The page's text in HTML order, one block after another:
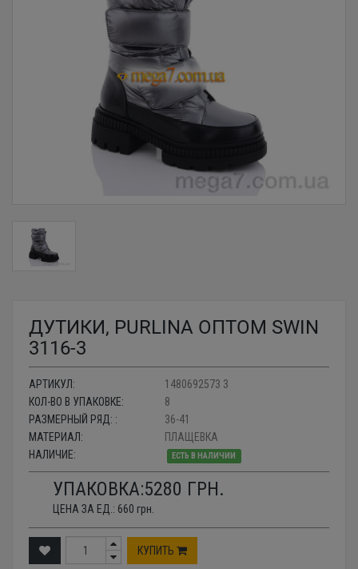
ДУТИКИ, PURLINA ОПТОМ SWIN
3116-3
АРТИКУЛ:
1480692573 3
КОЛ-ВО В УПАКОВКЕ:
8
РАЗМЕРНЫЙ РЯД: :
36-41
МАТЕРИАЛ:
ПЛАЩЕВКА
НАЛИЧИЕ:
ЕСТЬ В НАЛИЧИИ
УПАКОВКА:5280 ГРН.
ЦЕНА ЗА ЕД.: 660 грн.
КУПИТЬ